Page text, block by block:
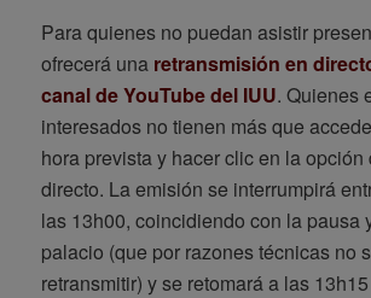
Para quienes no puedan asistir
ofrecerá una retransmisión en
canal de YouTube del IUU. Quienes
interesados no tienen más que
hora prevista y hacer clic en la opción
directo. La emisión se interrumpirá
las 13h00, coincidiendo con la pausa
palacio (que por razones técnicas no
retransmitir) y se retomará a las